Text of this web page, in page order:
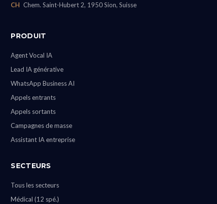
CH Chem. Saint-Hubert 2, 1950 Sion, Suisse
PRODUIT
Agent Vocal IA
Lead IA générative
WhatsApp Business AI
Appels entrants
Appels sortants
Campagnes de masse
Assistant IA entreprise
SECTEURS
Tous les secteurs
Médical (12 spé.)